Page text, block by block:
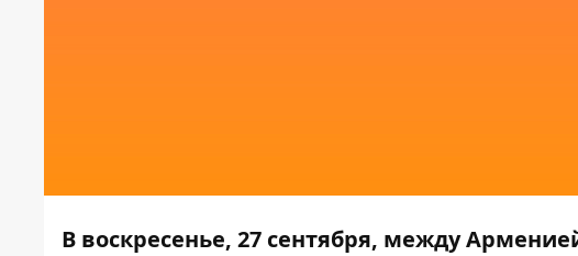
В воскресенье, 27 сентября, между